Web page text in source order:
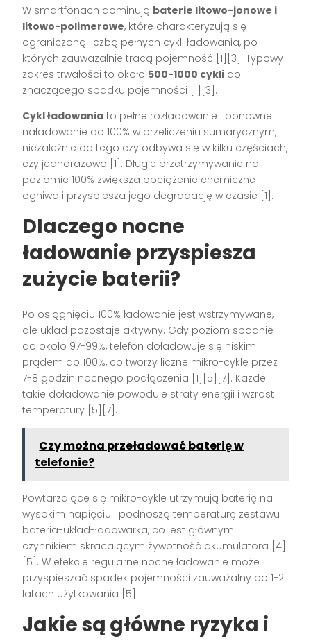
W smartfonach dominują baterie litowo-jonowe i
litowo-polimerowe, które charakteryzują się
ograniczoną liczbą pełnych cykli ładowania, po
których zauważalnie tracą pojemność [1][3]. Typowy
zakres trwałości to około 500-1000 cykli do
znaczącego spadku pojemności [1][3].
Cykl ładowania to pełne rozładowanie i ponowne
naładowanie do 100% w przeliczeniu sumarycznym,
niezależnie od tego czy odbywa się w kilku częściach,
czy jednorazowo [1]. Długie przetrzymywanie na
poziomie 100% zwiększa obciążenie chemiczne
ogniwa i przyspiesza jego degradację w czasie [1].
Dlaczego nocne
ładowanie przyspiesza
zużycie baterii?
Po osiągnięciu 100% ładowanie jest wstrzymywane,
ale układ pozostaje aktywny. Gdy poziom spadnie
do około 97-99%, telefon doładowuje się niskim
prądem do 100%, co tworzy liczne mikro-cykle przez
7-8 godzin nocnego podłączenia [1][5][7]. Każde
takie doładowanie powoduje straty energii i wzrost
temperatury [5][7].
Czy można przeładować baterię w
telefonie?
Powtarzające się mikro-cykle utrzymują baterię na
wysokim napięciu i podnoszą temperaturę zestawu
bateria-układ-ładowarka, co jest głównym
czynnikiem skracającym żywotność akumulatora [4]
[5]. W efekcie regularne nocne ładowanie może
przyspieszać spadek pojemności zauważalny po 1-2
latach użytkowania [5].
Jakie są główne ryzyka i